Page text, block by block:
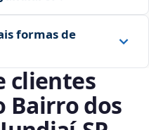
formas de
clientes
Bairro dos